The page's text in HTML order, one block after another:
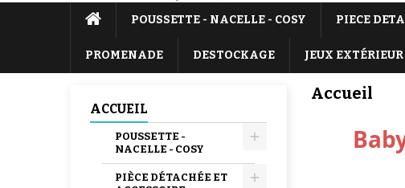
POUSSETTE - NACELLE - COSY PIECE
PROMENADE DESTOCKAGE JEUX EXTÉRIEUR
ACCUEIL
POUSSETTE -
NACELLE - COSY
PIÈCE DÉTACHÉE ET
Accueil